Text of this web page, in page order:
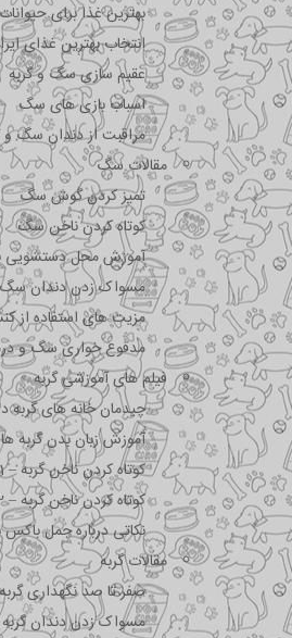
بهترین غذا برای
انتخاب بهترین غذای
عقیم سازی سگ و گربه
اسباب بازی های سگ
مراقبت از دندان سگ و
مقالات سگ
تمیز کردن گوش سگ
کوتاه کردن ناخن سگ
آموزش محل
مسواک زدن دندان سگ
مزیت های استفاده از
مدفوع خواری سگ و
فیلم های آموزشی گربه
چیدمان خانه های گربه
آموزش زبان بدن گربه ها
کوتاه کردن ناخن گربه – 1
کوتاه کردن ناخن گربه – 2
نکاتی درباره جمل باکس
مقالات گربه
صفر تا صد نگهداری
مسواک زدن دندان گربه